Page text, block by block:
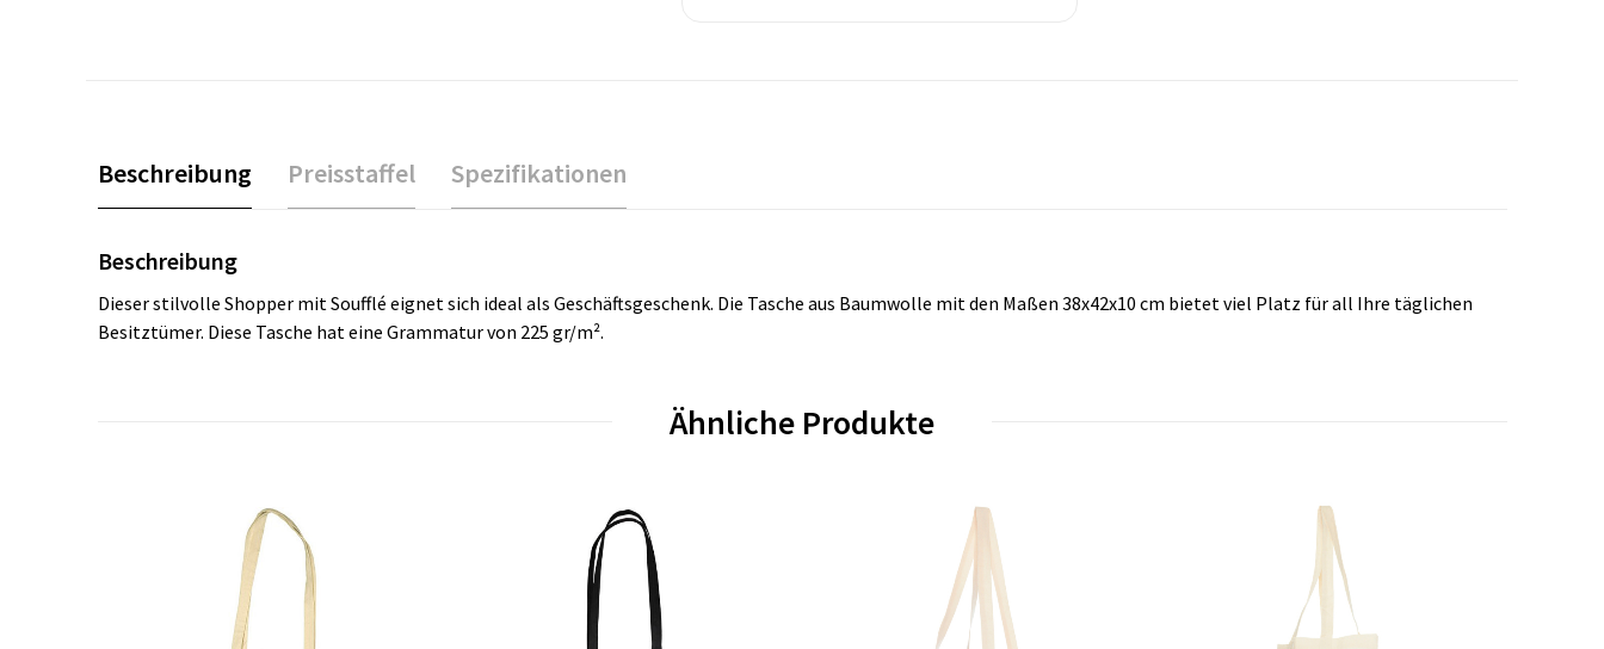
Beschreibung Preisstaffel Spezifikationen
Beschreibung
Dieser stilvolle Shopper mit Soufflé eignet sich ideal als Geschäftsgeschenk. Die Tasche aus Baumwolle mit den Maßen 38x42x10 cm bietet viel Platz für all Ihre täglichen
Besitztümer. Diese Tasche hat eine Grammatur von 225 gr/m².
Ähnliche Produkte